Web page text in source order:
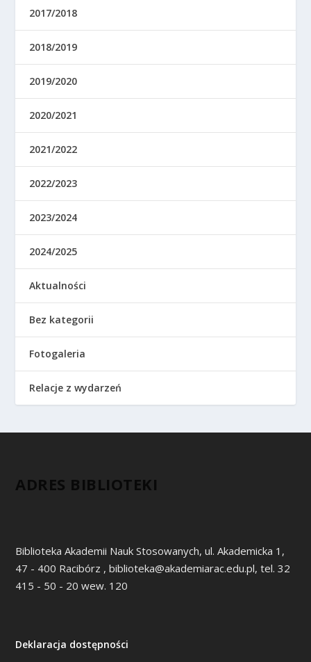
2017/2018
2018/2019
2019/2020
2020/2021
2021/2022
2022/2023
2023/2024
2024/2025
Aktualności
Bez kategorii
Fotogaleria
Relacje z wydarzeń
ADRES BIBLIOTEKI
Biblioteka Akademii Nauk Stosowanych, ul. Akademicka 1,
47 - 400 Racibórz , biblioteka@akademiarac.edu.pl, tel. 32
415 - 50 - 20 wew. 120
Deklaracja dostępności